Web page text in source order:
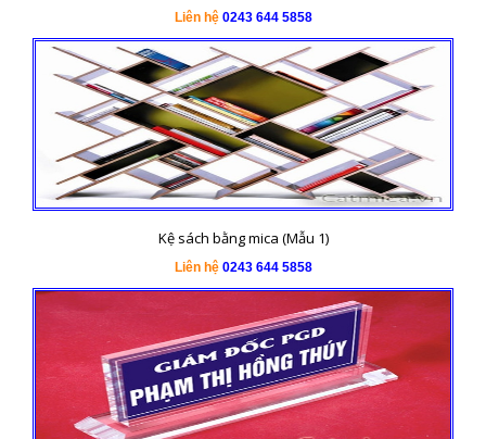
Liên hệ 0243 644 5858
Kệ sách bằng mica (Mẫu 1)
Liên hệ 0243 644 5858